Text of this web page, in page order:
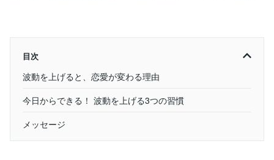
目次
波動を上げると、恋愛が変わる理由
今日からできる！ 波動を上げる3つの習慣
メッセージ